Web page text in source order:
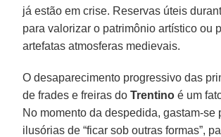
já estão em crise. Reservas úteis
para valorizar o patrimônio artístico ou
artefatas atmosferas medievais.
O desaparecimento progressivo das
de frades e freiras doTrentino é um
No momento da despedida, gastam-se
ilusórias de “ficar sob outras formas”,